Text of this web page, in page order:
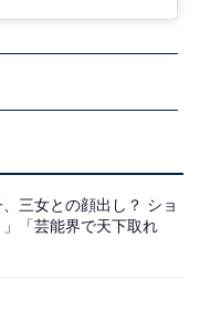
、三女との顔出し？ ショ
「芸能界で天下取れ